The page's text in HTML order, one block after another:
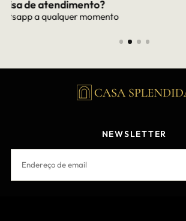
Frete grátis para todo Brasil
NEWSLETTER
EMAIL